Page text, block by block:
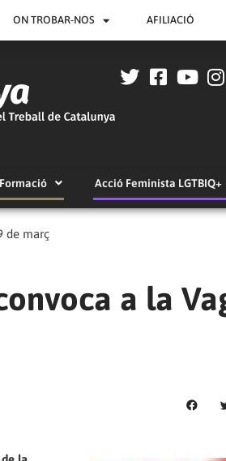
ON TROBAR-NOS AFILIACIÓ
Formació Acció Feminista LGTBIQ+
de març
a la